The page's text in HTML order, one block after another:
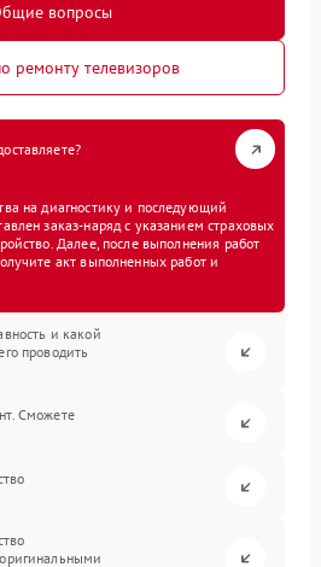
вопросы
ремонту телевизоров
на диагностику и последующий
заказ-наряд с указанием страховых
Далее, после выполнения работ
акт выполненных работ и
и какой
проводить
Сможете